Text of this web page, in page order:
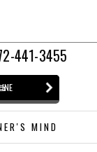
441-3455
MIND